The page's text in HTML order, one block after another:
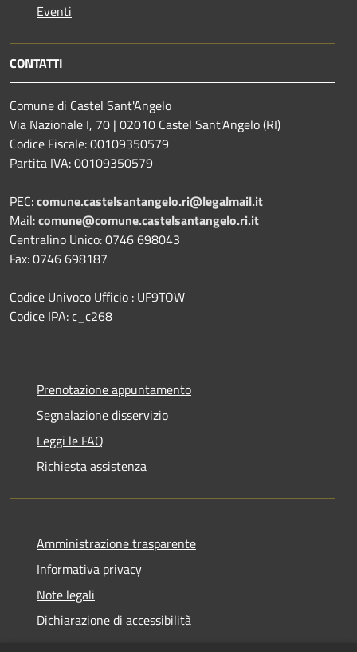
Eventi
CONTATTI
Comune di Castel Sant'Angelo
Via Nazionale I, 70 | 02010 Castel Sant'Angelo (RI)
Codice Fiscale: 00109350579
Partita IVA: 00109350579
PEC:comune.castelsantangelo.ri@legalmail.it
Mail:comune@comune.castelsantangelo.ri.it
Centralino Unico: 0746 698043
Fax: 0746 698187
Codice Univoco Ufficio : UF9TOW
Codice IPA: c_c268
Prenotazione appuntamento
Segnalazione disservizio
Leggi le FAQ
Richiesta assistenza
Amministrazione trasparente
Informativa privacy
Note legali
Dichiarazione di accessibilità